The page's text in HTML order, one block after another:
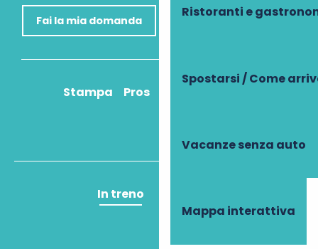
Ristoranti e
Spostarsi / Come
Vacanze senza auto
Mappa interattiva
Fai la mia domanda
Stampa Pros
In treno